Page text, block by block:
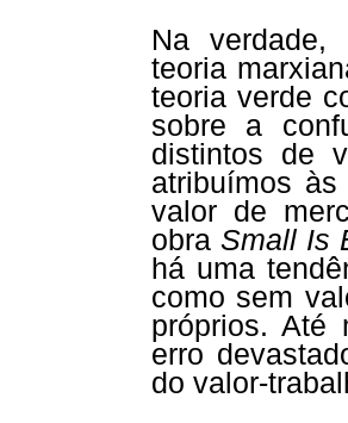
Na verdade,
teoria
teoria verde
sobre a
distintos de
atribuímos
valor de
obra Small Is
há uma
como sem
próprios. Até
erro
do valor-